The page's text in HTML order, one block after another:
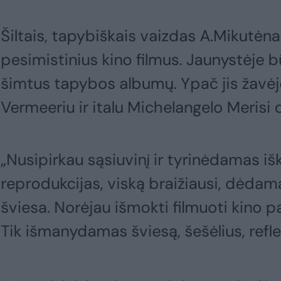
Šiltais, tapybiškais vaizdas
pesimistinius kino filmus. Jaunystėje
šimtus tapybos albumų. Ypač jis
Vermeeriu ir italu Michelangelo Merisi
„Nusipirkau sąsiuvinį ir tyrinėdamas
reprodukcijas, viską braižiausi,
šviesa. Norėjau išmokti filmuoti kino
Tik išmanydamas šviesą, šešėlius,